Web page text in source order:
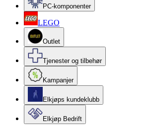
PC-komponenter
LEGO
Outlet
Tjenester og tilbehør
Kampanjer
Elkjøps kundeklubb
Elkjøp Bedrift